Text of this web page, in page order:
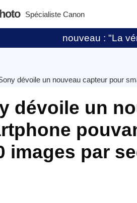
Spécialiste Canon
nouveau : "La
dévoile un nouveau capteur pour
dévoile un
images par